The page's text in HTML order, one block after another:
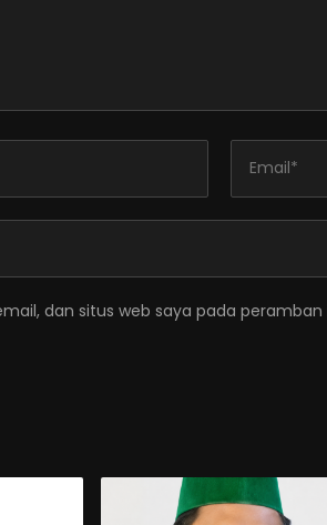
dan situs web saya pada